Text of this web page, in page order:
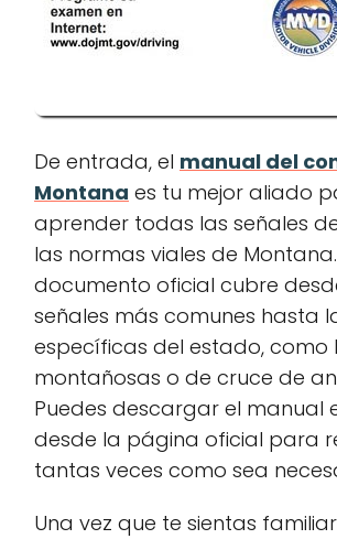
De entrada, el manual del
Montana es tu mejor aliado
aprender todas las señales
las normas viales de Montana.
documento oficial cubre
señales más comunes hasta
específicas del estado, como
montañosas o de cruce de
Puedes descargar el manual
desde la página oficial para
tantas veces como sea
Una vez que te sientas